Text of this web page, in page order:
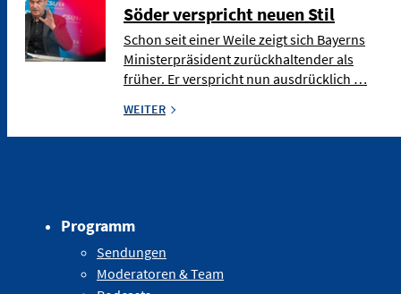
Söder verspricht neuen Stil
Schon seit einer Weile zeigt sich Bayerns
Ministerpräsident zurückhaltender als
früher. Er verspricht nun ausdrücklich …
WEITER
Programm
Sendungen
Moderatoren & Team